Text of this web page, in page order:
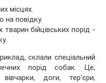
місцях.
на повідку.
бійцівських порід -
склали спеціальний
порід собак. Це,
доги, тер'єри,